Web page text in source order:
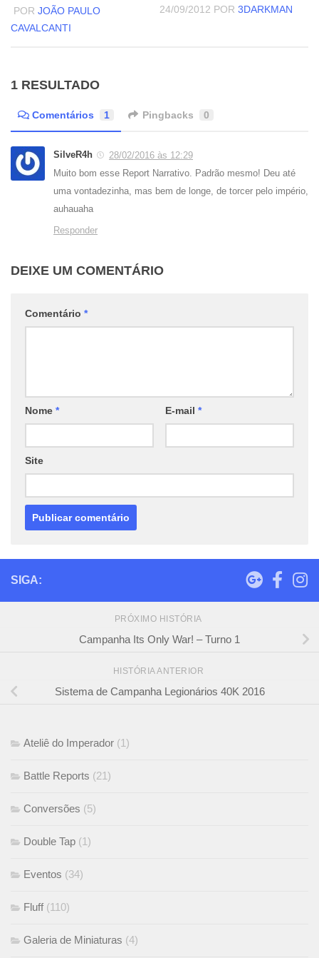
POR JOÃO PAULO
CAVALCANTI
24/09/2012 POR 3DARKMAN
1 RESULTADO
Comentários 1 Pingbacks 0
SilveR4h
28/02/2016 às 12:29
Muito bom esse Report Narrativo. Padrão mesmo! Deu até
uma vontadezinha, mas bem de longe, de torcer pelo império,
auhauaha
Responder
DEIXE UM COMENTÁRIO
Comentário *
Nome * E-mail *
Site
SIGA:
PRÓXIMO HISTÓRIA
Campanha Its Only War! – Turno 1
HISTÓRIA ANTERIOR
Sistema de Campanha Legionários 40K 2016
Ateliê do Imperador (1)
Battle Reports (21)
Conversões (5)
Double Tap (1)
Eventos (34)
Fluff (110)
Galeria de Miniaturas (4)